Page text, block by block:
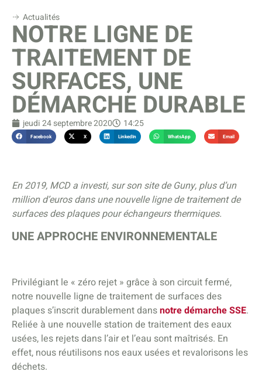
Actualités
NOTRE LIGNE DE
TRAITEMENT DE
SURFACES, UNE
DÉMARCHE DURABLE
jeudi 24 septembre 2020 14:25
Facebook X LinkedIn WhatsApp Email
En 2019, MCD a investi, sur son site de Guny, plus d’un
million d’euros dans une nouvelle ligne de traitement de
surfaces des plaques pour échangeurs thermiques.
UNE APPROCHE ENVIRONNEMENTALE
Privilégiant le « zéro rejet » grâce à son circuit fermé,
notre nouvelle ligne de traitement de surfaces des
plaques s’inscrit durablement dansnotre démarche SSE.
Reliée à une nouvelle station de traitement des eaux
usées, les rejets dans l’air et l’eau sont maîtrisés. En
effet, nous réutilisons nos eaux usées et revalorisons les
déchets.